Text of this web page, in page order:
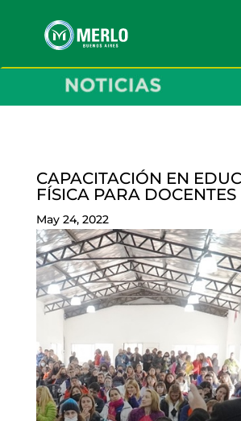
CAPACITACIÓN EN
FÍSICA PARA DOCENTES
May 24, 2022